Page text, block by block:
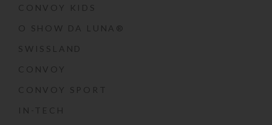
CONVOY KIDS
O SHOW DA LUNA®
SWISSLAND
CONVOY
CONVOY SPORT
IN-TECH